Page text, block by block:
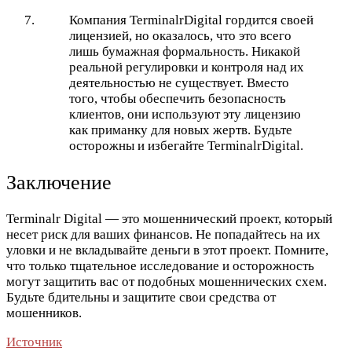
Компания TerminalrDigital гордится своей
лицензией, но оказалось, что это всего
лишь бумажная формальность. Никакой
реальной регулировки и контроля над их
деятельностью не существует. Вместо
того, чтобы обеспечить безопасность
клиентов, они используют эту лицензию
как приманку для новых жертв. Будьте
осторожны и избегайте TerminalrDigital.
Заключение
Terminalr Digital — это мошеннический проект, который
несет риск для ваших финансов. Не попадайтесь на их
уловки и не вкладывайте деньги в этот проект. Помните,
что только тщательное исследование и осторожность
могут защитить вас от подобных мошеннических схем.
Будьте бдительны и защитите свои средства от
мошенников.
Источник